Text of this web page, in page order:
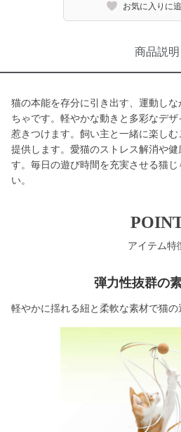
お気に入りに
商品説明
猫の本能を存分に引き出す、運動し
ちゃです。軽やかな動きと多彩なデ
惹きつけます。飼い主と一緒に楽し
提供します。愛猫のストレス解消や
す。毎日の遊び時間を充実させる猫
い。
アイテム特
弾力性抜群の
軽やかに揺れる紐と柔軟な素材で猫の